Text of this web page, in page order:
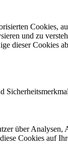
Cookies,
und zu
dieser Cookies
über Analysen,
Cookies auf